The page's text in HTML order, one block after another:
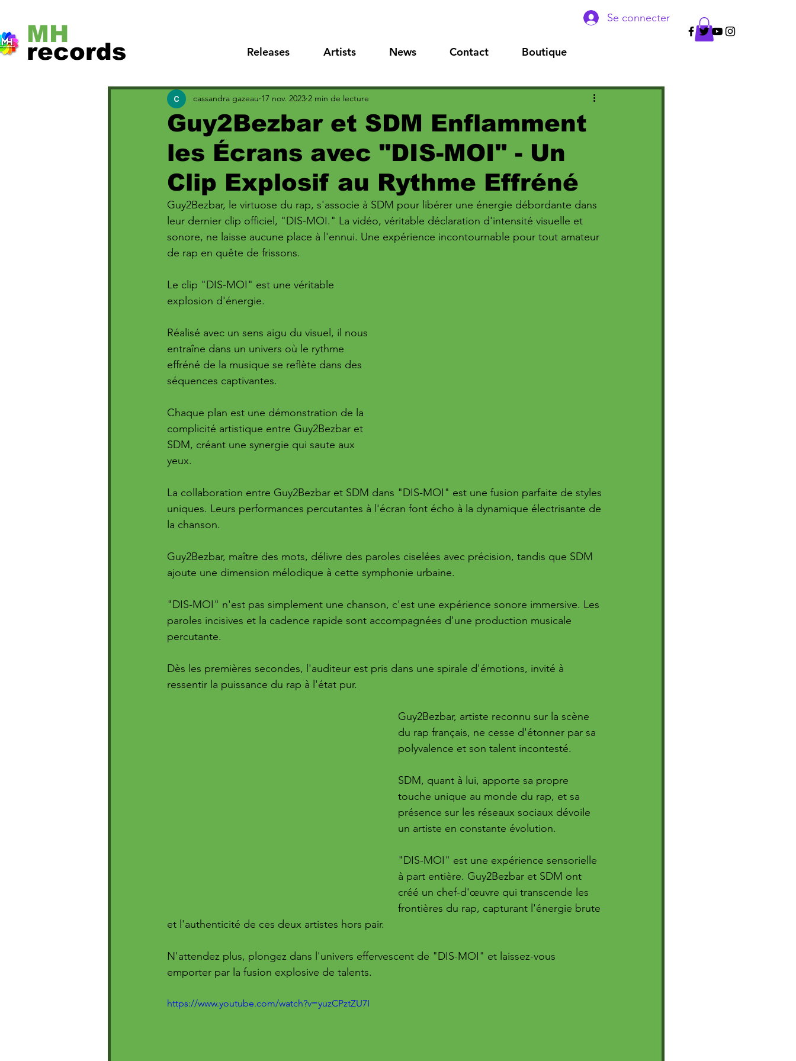
MH
records
Se connecter
Releases Artists News Contact Boutique
Guy2Bezbar et SDM Enflamment
les Écrans avec "DIS-MOI" - Un
Clip Explosif au Rythme Effréné
cassandra gazeau 17 nov. 2023 2 min de lecture
Guy2Bezbar, le virtuose du rap, s'associe à SDM pour libérer une énergie débordante dans
leur dernier clip officiel, "DIS-MOI." La vidéo, véritable déclaration d'intensité visuelle et
sonore, ne laisse aucune place à l'ennui. Une expérience incontournable pour tout amateur
de rap en quête de frissons.
Le clip "DIS-MOI" est une véritable
explosion d'énergie.
Réalisé avec un sens aigu du visuel, il nous
entraîne dans un univers où le rythme
effréné de la musique se reflète dans des
séquences captivantes.
Chaque plan est une démonstration de la
complicité artistique entre Guy2Bezbar et
SDM, créant une synergie qui saute aux
yeux.
La collaboration entre Guy2Bezbar et SDM dans "DIS-MOI" est une fusion parfaite de styles
uniques. Leurs performances percutantes à l'écran font écho à la dynamique électrisante de
la chanson.
Guy2Bezbar, maître des mots, délivre des paroles ciselées avec précision, tandis que SDM
ajoute une dimension mélodique à cette symphonie urbaine.
"DIS-MOI" n'est pas simplement une chanson, c'est une expérience sonore immersive. Les
paroles incisives et la cadence rapide sont accompagnées d'une production musicale
percutante.
Dès les premières secondes, l'auditeur est pris dans une spirale d'émotions, invité à
ressentir la puissance du rap à l'état pur.
Guy2Bezbar, artiste reconnu sur la scène
du rap français, ne cesse d'étonner par sa
polyvalence et son talent incontesté.
SDM, quant à lui, apporte sa propre
touche unique au monde du rap, et sa
présence sur les réseaux sociaux dévoile
un artiste en constante évolution.
"DIS-MOI" est une expérience sensorielle
à part entière. Guy2Bezbar et SDM ont
créé un chef-d'œuvre qui transcende les
frontières du rap, capturant l'énergie brute
et l'authenticité de ces deux artistes hors pair.
N'attendez plus, plongez dans l'univers effervescent de "DIS-MOI" et laissez-vous
emporter par la fusion explosive de talents.
https://www.youtube.com/watch?v=yuzCPztZU7I